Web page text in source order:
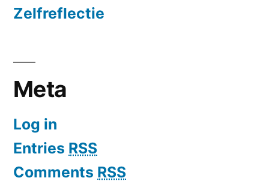
Zelfreflectie
Meta
Log in
Entries RSS
Comments RSS